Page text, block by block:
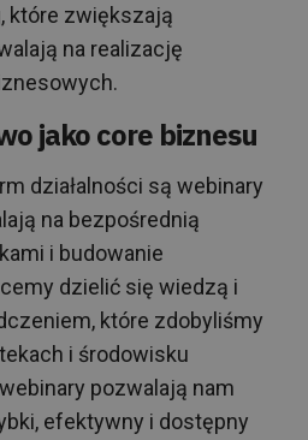
które zwiększają
na realizację
jako core biznesu
działalności są webinary
na bezpośrednią
i budowanie
dzielić się wiedzą i
które zdobyliśmy
i środowisku
pozwalają nam
efektywny i dostępny